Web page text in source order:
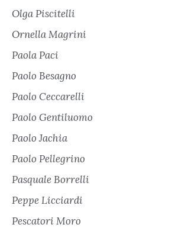
Olga Piscitelli
Ornella Magrini
Paola Paci
Paolo Besagno
Paolo Ceccarelli
Paolo Gentiluomo
Paolo Jachia
Paolo Pellegrino
Pasquale Borrelli
Peppe Licciardi
Pescatori Moro